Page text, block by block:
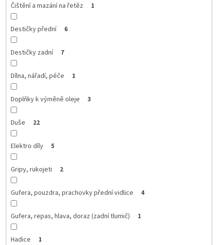
Čištění a mazání na řetěz 1
Destičky přední 6
Destičky zadní 7
Dílna, nářadí, péče 1
Doplňky k výměně oleje 3
Duše 22
Elektro díly 5
Gripy, rukojeti 2
Gufera, pouzdra, prachovky přední vidlice 4
Gufera, repas, hlava, doraz (zadní tlumič) 1
Hadice 1